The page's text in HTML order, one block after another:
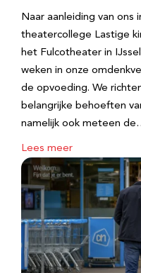
Naar aanleiding van ons
theatercollege Lastige
het Fulcotheater in
weken in onze
de opvoeding. We
belangrijke behoeften
namelijk ook meteen
Lees meer